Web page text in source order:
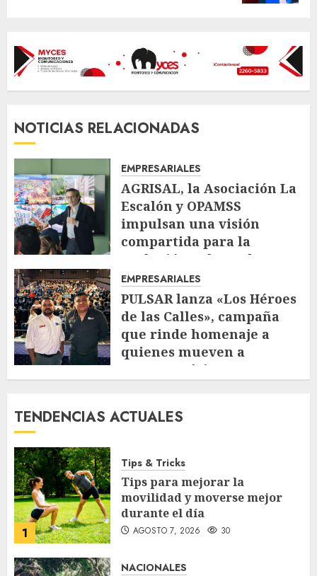
NOTICIAS RELACIONADAS
EMPRESARIALES
AGRISAL, la Asociación La
Escalón y OPAMSS
impulsan una visión
compartida para la
evolución urbana de La
Escalón
JULIO 30, 2026 98
EMPRESARIALES
PULSAR lanza «Los Héroes
de las Calles», campaña
que rinde homenaje a
quienes mueven a
Centroamérica
TENDENCIAS ACTUALES
1
Tips & Tricks
Tips para mejorar la
movilidad y moverse mejor
durante el día
AGOSTO 7, 2026 30
NACIONALES